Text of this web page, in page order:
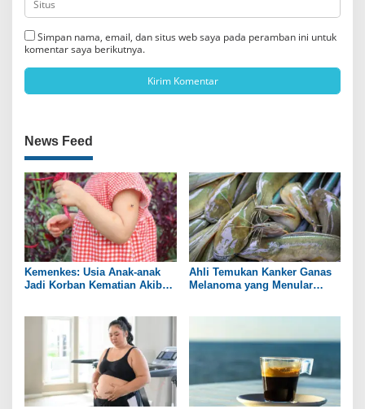
Simpan nama, email, dan situs web saya pada peramban ini untuk
komentar saya berikutnya.
News Feed
Kemenkes: Usia Anak-anak
Jadi Korban Kematian Akibat
Ahli Temukan Kanker Ganas
Melanoma yang Menular